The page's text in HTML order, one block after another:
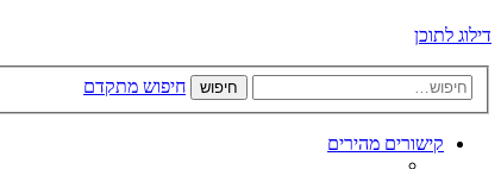
דילוג לתוכן
חיפוש חיפוש מתקדם
קישורים מהירים